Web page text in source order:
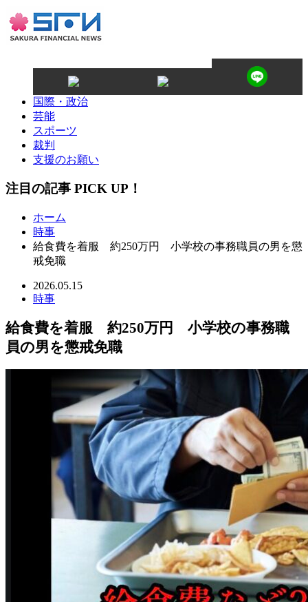
国際・政治
芸能
スポーツ
裁判
支援のお願い
注目の記事 PICK UP！
ホーム
時事
給食費を着服 約250万円 小学校の事務職員の男を懲
戒免職
2026.05.15
時事
給食費を着服 約250万円 小学校の事務職
員の男を懲戒免職